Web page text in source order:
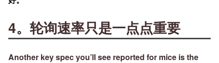
4。轮询速率只是一点点重要
Another key spec you’ll see reported for mice is the